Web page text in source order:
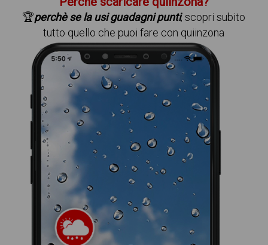
🏆perchè se la usi guadagni punti, scopri subito
tutto quello che puoi fare con quiinzona